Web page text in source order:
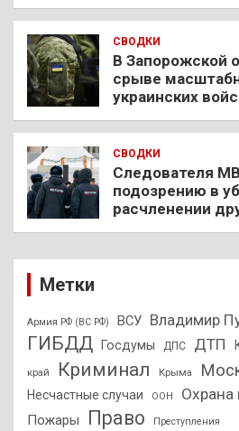
СВОДКИ
В Запорожской
срыве
украинских
СВОДКИ
Следователя
подозрению в
расчленении
Метки
Армия РФ (ВС РФ) ВСУ Владимир
ГИБДД Госдумы ДПС ДТП
край Криминал Крыма
Несчастные случаи ООН Охрана
Пожары Право Преступления